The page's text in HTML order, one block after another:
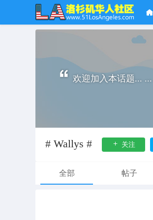
欢迎加入本话题... ...
# Wallys # 关注
全部 帖子